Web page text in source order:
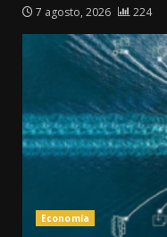
7 agosto, 2026 224
Economía